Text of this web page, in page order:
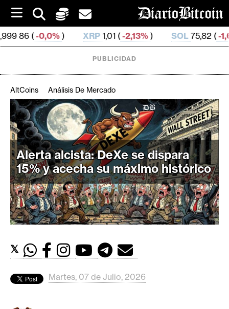
i
p
t
o
XRP 1,01 (-2,13% SOL75,82 (-1,66%) TRX
C
r
i
p
t
o
M
e
r
d
s
PUBLICIDAD
AltCoins Análisis De Mercado
Alerta alcista: DeXe se dispara
15% y acecha su máximo histórico
𝕏
Martes, 07 de Julio, 2026